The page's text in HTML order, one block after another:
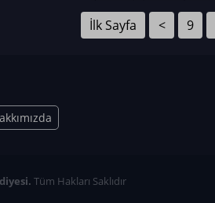
İlk Sayfa < 9
Tüm Hakları Saklıdır